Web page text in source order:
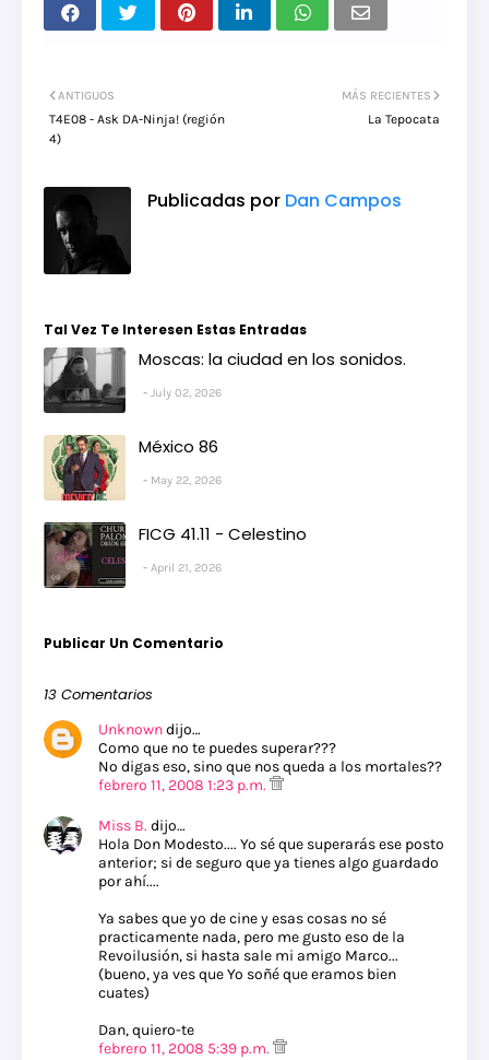
MÁS RECIENTES
La Tepocata
ANTIGUOS
T4E08 - Ask DA-Ninja! (región
4)
Publicadas por Dan Campos
Tal Vez Te Interesen Estas Entradas
Moscas: la ciudad en los sonidos.
July 02, 2026
México 86
May 22, 2026
FICG 41.11 - Celestino
April 21, 2026
Publicar Un Comentario
13 Comentarios
Unknowndijo…
Como que no te puedes superar???
No digas eso, sino que nos queda a los mortales??
febrero 11, 2008 1:23 p.m.
Miss B. dijo…
Hola Don Modesto.... Yo sé que superarás ese posto
anterior; si de seguro que ya tienes algo guardado
por ahí....
Ya sabes que yo de cine y esas cosas no sé
practicamente nada, pero me gusto eso de la
Revoilusión, si hasta sale mi amigo Marco...
(bueno, ya ves que Yo soñé que eramos bien
cuates)
Dan, quiero-te
febrero 11, 2008 5:39 p.m.